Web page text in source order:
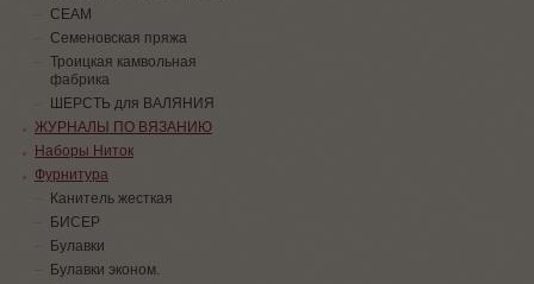
СЕАМ
Семеновская пряжа
Троицкая камвольная
фабрика
ШЕРСТЬ для ВАЛЯНИЯ
ЖУРНАЛЫ ПО ВЯЗАНИЮ
Наборы Ниток
Фурнитура
Канитель жесткая
БИСЕР
Булавки
Булавки эконом.